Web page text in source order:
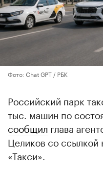
Фото: Chat GPT / РБК
Российский парк
тыс. машин по
сообщил глава
Целиков со
«Такси».